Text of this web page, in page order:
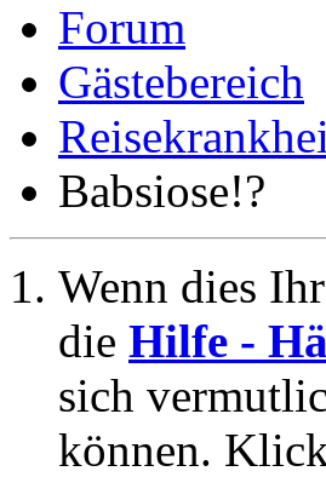
Forum
Gästebereich
Babsiose!?
Wenn dies
die Hilfe -
sich
können.